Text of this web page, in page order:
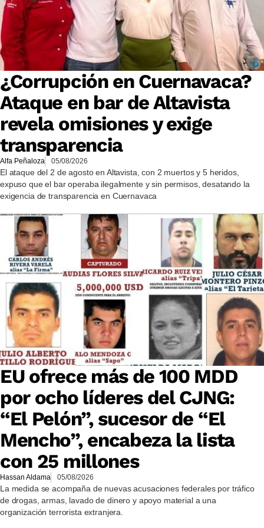
¿Corrupción en Cuernavaca?
Ataque en bar de Altavista
revela omisiones y exige
transparencia
Alfa Peñaloza 05/08/2026
El ataque del 2 de agosto en Altavista, con 2 muertos y 5 heridos,
expuso que el bar operaba ilegalmente y sin permisos, desatando la
exigencia de transparencia en Cuernavaca
EU ofrece más de 100 MDD
por ocho líderes del CJNG:
“El Pelón”, sucesor de “El
Mencho”, encabeza la lista
con 25 millones
Hassan Aldama 05/08/2026
La medida se acompaña de nuevas acusaciones federales por tráfico
de drogas, armas, lavado de dinero y apoyo material a una
organización terrorista extranjera.